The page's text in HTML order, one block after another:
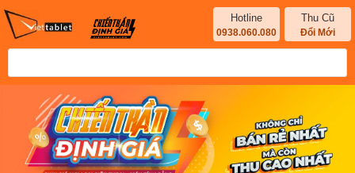
Hotline
0938.060.080
Thu Cũ
Đổi Mới